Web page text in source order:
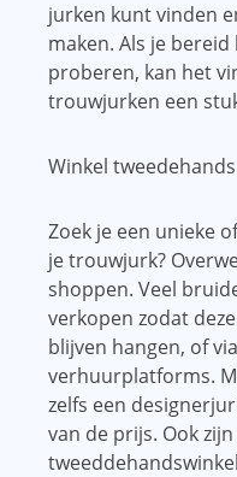
jurken kunt vinden
maken. Als je
proberen, kan het
trouwjurken een
Winkel tweedehands
Zoek je een unieke
je trouwjurk?
shoppen. Veel
verkopen zodat
blijven hangen, of
verhuurplatforms.
zelfs een
van de prijs. Ook